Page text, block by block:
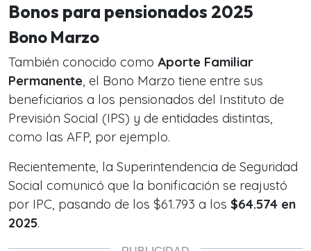
Bonos para pensionados 2025
Bono Marzo
También conocido como Aporte Familiar
Permanente, el Bono Marzo tiene entre sus
beneficiarios a los pensionados del Instituto de
Previsión Social (IPS) y de entidades distintas,
como las AFP, por ejemplo.
Recientemente, la Superintendencia de Seguridad
Social comunicó que la bonificación se reajustó
por IPC, pasando de los $61.793 a los $64.574 en
2025.